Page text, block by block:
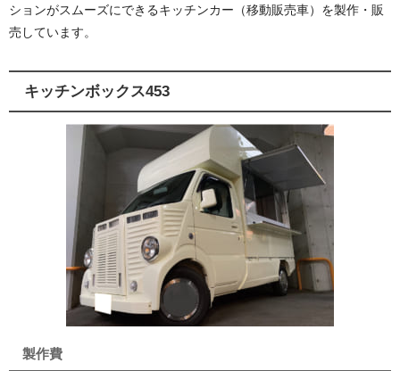
ションがスムーズにできるキッチンカー（移動販売車）を製作・販
売しています。
キッチンボックス453
製作費